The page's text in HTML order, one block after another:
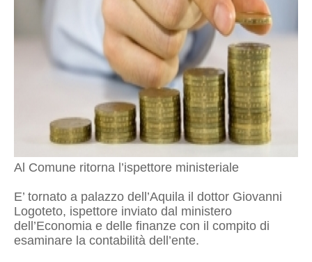
Al Comune ritorna l’ispettore ministeriale
E’ tornato a palazzo dell’Aquila il dottor Giovanni
Logoteto, ispettore inviato dal ministero
dell’Economia e delle finanze con il compito di
esaminare la contabilità dell’ente.